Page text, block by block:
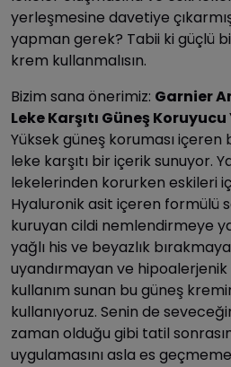
yerleşmesine davetiye
yapman gerek? Tabii ki güçlü
krem kullanmalısın.
Bizim sana önerimiz: Garnier
Leke Karşıtı Güneş Koruyucu
Yüksek güneş koruması içeren
leke karşıtı bir içerik sunuyor.
lekelerinden korurken eskileri
Hyaluronik asit içeren formülü
kuruyan cildi nemlendirmeye
yağlı his ve beyazlık
uyandırmayan ve
kullanım sunan bu güneş
kullanıyoruz. Senin de
zaman olduğu gibi tatil
uygulamasını asla es